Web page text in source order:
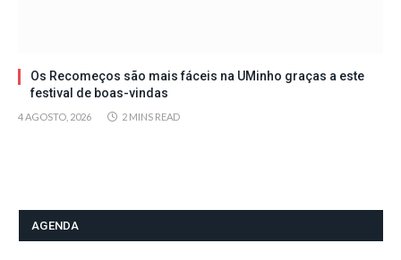
Os Recomeços são mais fáceis na UMinho graças a este
festival de boas-vindas
4 AGOSTO, 2026 2 MINS READ
AGENDA